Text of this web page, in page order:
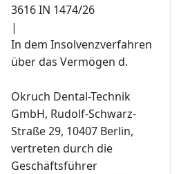
3616 IN 1474/26
|
In dem Insolvenzverfahren
über das Vermögen d.
Okruch Dental-Technik
GmbH, Rudolf-Schwarz-
Straße 29, 10407 Berlin,
vertreten durch die
Geschäftsführer